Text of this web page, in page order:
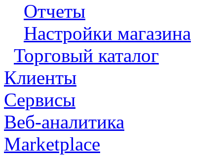
Отчеты
Настройки магазина
Торговый каталог
Клиенты
Сервисы
Веб-аналитика
Marketplace